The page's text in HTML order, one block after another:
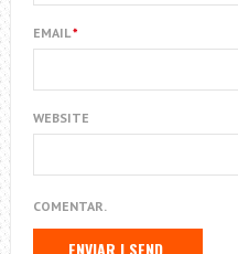
EMAIL*
WEBSITE
COMENTAR.